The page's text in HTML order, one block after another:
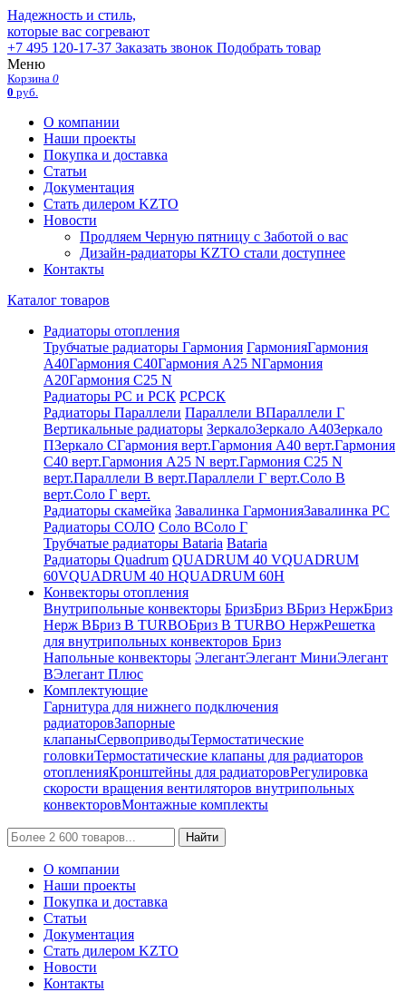
Надежность и стиль,
которые вас согревают
+7 495 120-17-37 Заказать звонок Подобрать товар
Меню
Корзина 0
0 руб.
О компании
Наши проекты
Покупка и доставка
Статьи
Документация
Стать дилером KZTO
Новости
Продляем Черную пятницу с Заботой о вас
Дизайн-радиаторы KZTO стали доступнее
Контакты
Каталог товаров
Радиаторы отопления
Трубчатые радиаторы Гармония ГармонияГармония
А40Гармония С40Гармония А25 NГармония
А20Гармония С25 N
Радиаторы РС и РСК РСРСК
Радиаторы Параллели Параллели ВПараллели Г
Вертикальные радиаторы ЗеркалоЗеркало А40Зеркало
ПЗеркало СГармония верт.Гармония А40 верт.Гармония
С40 верт.Гармония А25 N верт.Гармония С25 N
верт.Параллели В верт.Параллели Г верт.Соло В
верт.Соло Г верт.
Радиаторы скамейка Завалинка ГармонияЗавалинка РС
Радиаторы СОЛО Соло ВСоло Г
Трубчатые радиаторы Bataria Bataria
Радиаторы Quadrum QUADRUM 40 VQUADRUM
60VQUADRUM 40 HQUADRUM 60H
Конвекторы отопления
Внутрипольные конвекторы БризБриз ВБриз НержБриз
Нерж ВБриз В TURBOБриз В TURBO НержРешетка
для внутрипольных конвекторов Бриз
Напольные конвекторы ЭлегантЭлегант МиниЭлегант
ВЭлегант Плюс
Комплектующие
Гарнитура для нижнего подключения
радиаторовЗапорные
клапаныСервоприводыТермостатические
головкиТермостатические клапаны для радиаторов
отопленияКронштейны для радиаторовРегулировка
скорости вращения вентиляторов внутрипольных
конвекторовМонтажные комплекты
Найти
О компании
Наши проекты
Покупка и доставка
Статьи
Документация
Стать дилером KZTO
Новости
Контакты